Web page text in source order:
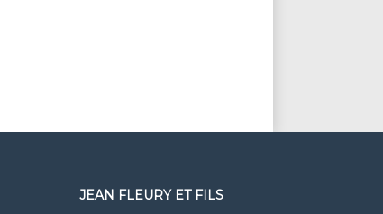
JEAN FLEURY ET FILS